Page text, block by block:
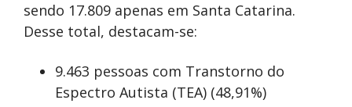
sendo 17.809 apenas em Santa Catarina.
Desse total, destacam-se:
9.463 pessoas com Transtorno do
Espectro Autista (TEA) (48,91%)